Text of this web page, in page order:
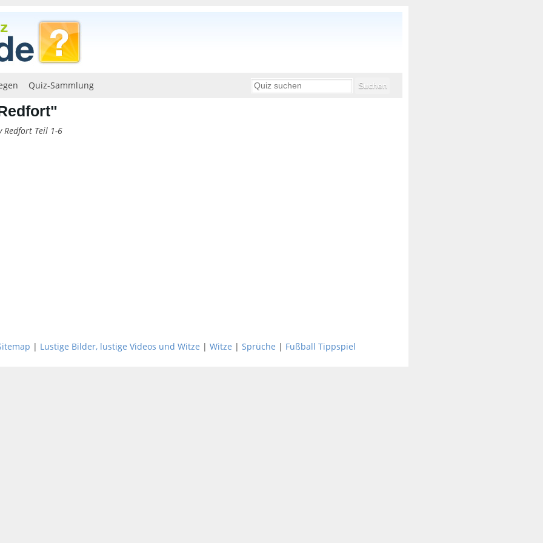
Quiz-Sammlung
Redfort Teil 1-6
| Lustige Bilder, lustige Videos und Witze | Witze | Sprüche | Fußball Tippspiel